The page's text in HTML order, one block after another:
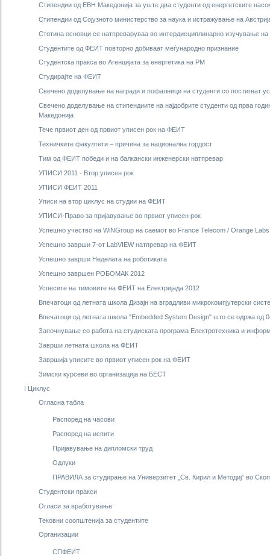
Стипендии од ЕВН Македонија за уште два студенти од енергетските
Стипендии од Сојузното министерство за наука и истражување на
Стотина основци се натпреваруваа во интердисциплинарно изучување
Студентите од ФЕИТ повторно добиваат меѓународно признание
Студентска пракса во Агенцијата за енергетика на РМ
Студирајте на ФЕИТ
Свечено доделување на награди и пофалници на студенти со постигнат
Свечено доделување на стипендиите на најдобрите студенти од прва
Македонија
Тече првиот ден од првиот уписен рок на ФЕИТ
Техничките факултети – причина за национална гордост
Тим од ФЕИТ победи и на балкански инженерски натпревар
УПИСИ 2011 - Втор уписен рок
УПИСИ ФЕИТ 2011
Уписи на втор циклус на студии на ФЕИТ
УПИСИ-Право за пријавување во првиот уписен рок
Успешно учество на WiNGroup на саемот во France Telecom / Orange
Успешно заврши 7-от LabVIEW натпревар на ФЕИТ
Успешно заврши Неделата на роботиката
Успешно завршен РОБОМАК 2012
Успесите на тимовите на ФЕИТ на Електријада 2012
Впечатоци од летната школа Дизајн на вградливи микрокомпјутерски
Впечатоци од летната школа "Embedded System Design" што се одржа од
Започнување со работа на студиската програма Електротехника и
Заврши летната школа на ФЕИТ
Завршија уписите во првиот уписен рок на ФЕИТ
Зимски курсеви во организација на БЕСТ
I Циклус
Огласна табла
Распоред на часови
Распоред на испити
Пријавување на дипломски труд
Одлуки
ПРАВИЛА за студирање на Универзитет „Св. Кирил и Методиј” во
Студентски пракси
Огласи за вработување
Тековни соопштенија за студентите
Организации
СПФЕИТ